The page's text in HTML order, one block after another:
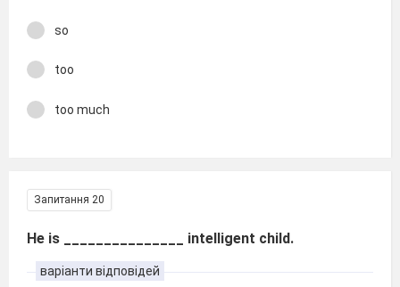
so
too
too much
Запитання 20
He is _______________ intelligent child.
варіанти відповідей